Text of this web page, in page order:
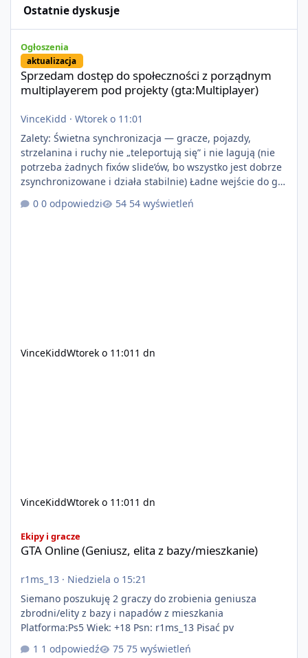
Ostatnie dyskusje
Ogłoszenia
aktualizacja
Sprzedam dostęp do społeczności z porządnym
multiplayerem pod projekty (gta:Multiplayer)
VinceKidd · Wtorek o 11:01
Zalety: Świetna synchronizacja — gracze, pojazdy,
strzelanina i ruchy nie „teleportują się” i nie lagują (nie
potrzeba żadnych fixów slide’ów, bo wszystko jest dobrze
zsynchronizowane i działa stabilnie) Ładne wejście do gry
+ solidny antycheat na poziomie multiplayera Wygodne
pisanie własnych modów i skryptów (wsparcie C# / JS /
0 odpowiedzi 54 wyświetleń
VinceKiddWtorek o 11:01 1 dn
VinceKiddWtorek o 11:01 1 dn
Ekipy i gracze
GTA Online (Geniusz, elita z bazy/mieszkanie)
r1ms_13 · Niedziela o 15:21
Siemano poszukuję 2 graczy do zrobienia geniusza
zbrodni/elity z bazy i napadów z mieszkania
Platforma:Ps5 Wiek: +18 Psn: r1ms_13 Pisać pv
1 odpowiedź
75 wyświetleń